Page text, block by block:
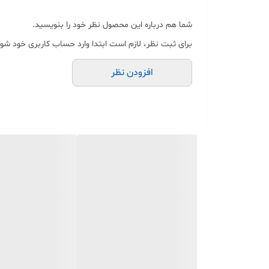
7-به علت pvc بودن جای چسب روی محصلات که زده شده نمی ماند برای محصولاتی مثل شیشه ، بشقاب و دکوری که لیبل به مرور عوض باید شود جای کثیفی لیبل قبلی اصلا نمیماند
شما هم درباره این محصول نظر خود را بنویسید.
برای ثبت نظر، لازم است ابتدا وارد حساب کاربری خود
افزودن نظر